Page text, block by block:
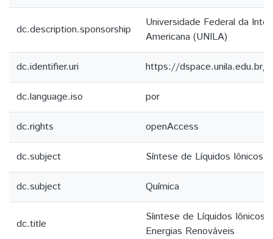
dc.description.sponsorship
Universidade Federal da
Americana (UNILA)
dc.identifier.uri https://dspace.unila.edu.br/
dc.language.iso por
dc.rights openAccess
dc.subject Síntese de Líquidos Iônicos
dc.subject Química
dc.title
Síıntese de Líquidos Iônicos
Energias Renováveis